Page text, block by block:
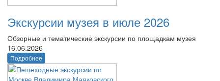
Экскурсии музея в июле 2026
Обзорные и тематические экскурсии по площадкам музея
16.06.2026
Подробнее